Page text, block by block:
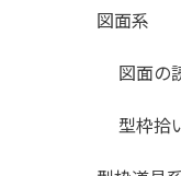
図面系
図面の
型枠拾